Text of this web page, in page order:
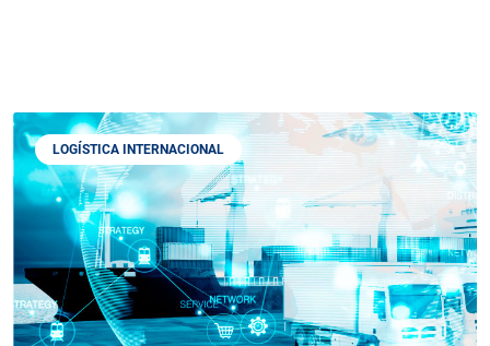
LOGÍSTICA INTERNACIONAL